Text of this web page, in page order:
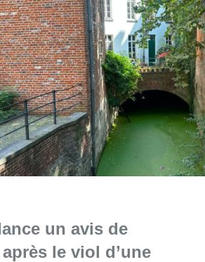
un avis de
le viol d’une